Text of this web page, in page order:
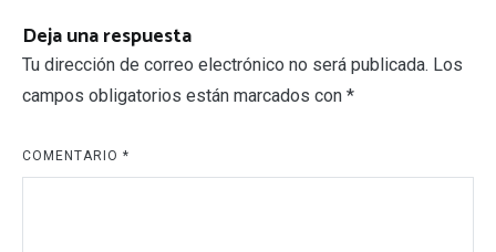
Deja una respuesta
Tu dirección de correo electrónico no será publicada. Los
campos obligatorios están marcados con *
COMENTARIO *